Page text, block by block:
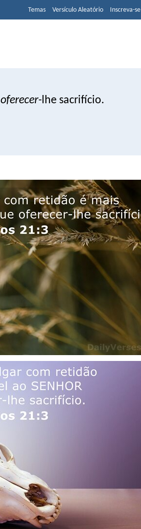
Temas Versículo Aleatório Inscreva-se
oferecer- lhe sacrifício.